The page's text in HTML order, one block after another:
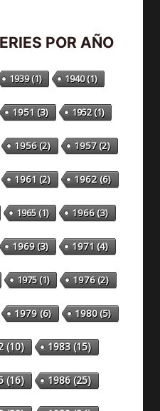
POR AÑO
1939(1) 1940(1)
1951 (3) 1952(1)
1956(2) 1957(2)
1961 (2) 1962(6)
1965(1) 1966(3)
1969(3) 1971 (4)
1975(1) 1976(2)
1979(6) 1980(5)
(10) 1983(15)
(16) 1986(25)